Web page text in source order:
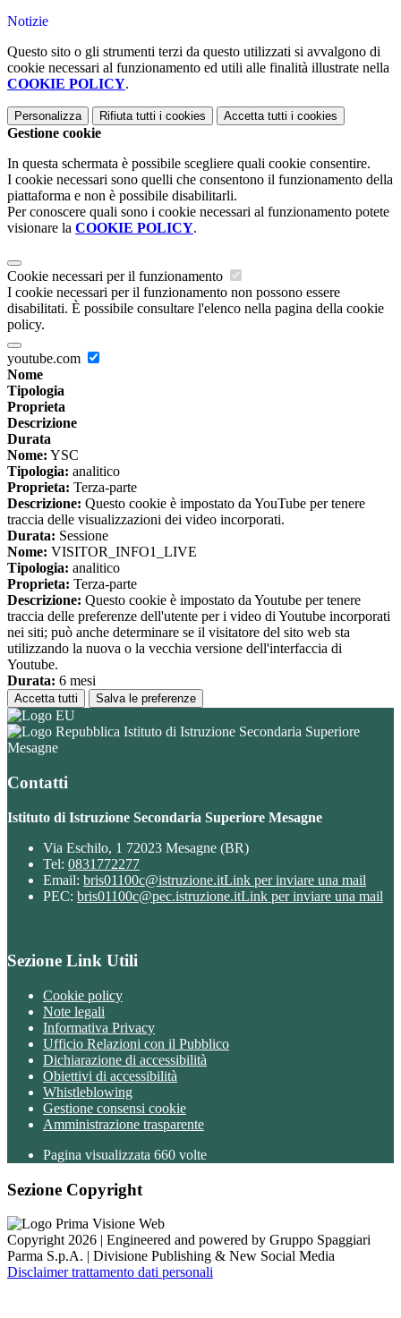
Notizie
Questo sito o gli strumenti terzi da questo utilizzati si avvalgono di
cookie necessari al funzionamento ed utili alle finalità illustrate nella
COOKIE POLICY.
Personalizza Rifiuta tutti i cookies Accetta tutti i cookies
Gestione cookie
In questa schermata è possibile scegliere quali cookie consentire.
I cookie necessari sono quelli che consentono il funzionamento della
piattaforma e non è possibile disabilitarli.
Per conoscere quali sono i cookie necessari al funzionamento potete
visionare la COOKIE POLICY.
Cookie necessari per il funzionamento
I cookie necessari per il funzionamento non possono essere
disabilitati. È possibile consultare l'elenco nella pagina della cookie
policy.
youtube.com
Nome
Tipologia
Proprieta
Descrizione
Durata
Nome: YSC
Tipologia: analitico
Proprieta: Terza-parte
Descrizione: Questo cookie è impostato da YouTube per tenere
traccia delle visualizzazioni dei video incorporati.
Durata: Sessione
Nome: VISITOR_INFO1_LIVE
Tipologia: analitico
Proprieta: Terza-parte
Descrizione: Questo cookie è impostato da Youtube per tenere
traccia delle preferenze dell'utente per i video di Youtube incorporati
nei siti; può anche determinare se il visitatore del sito web sta
utilizzando la nuova o la vecchia versione dell'interfaccia di
Youtube.
Durata: 6 mesi
Accetta tutti Salva le preferenze
Istituto di Istruzione Secondaria Superiore
Mesagne
Contatti
Istituto di Istruzione Secondaria Superiore Mesagne
Via Eschilo, 1 72023 Mesagne (BR)
Tel: 0831772277
Email: bris01100c@istruzione.itLink per inviare una mail
PEC: bris01100c@pec.istruzione.itLink per inviare una mail
Sezione Link Utili
Cookie policy
Note legali
Informativa Privacy
Ufficio Relazioni con il Pubblico
Dichiarazione di accessibilità
Obiettivi di accessibilità
Whistleblowing
Gestione consensi cookie
Amministrazione trasparente
Pagina visualizzata 660 volte
Sezione Copyright
Copyright 2026 | Engineered and powered by Gruppo Spaggiari
Parma S.p.A. | Divisione Publishing & New Social Media
Disclaimer trattamento dati personali